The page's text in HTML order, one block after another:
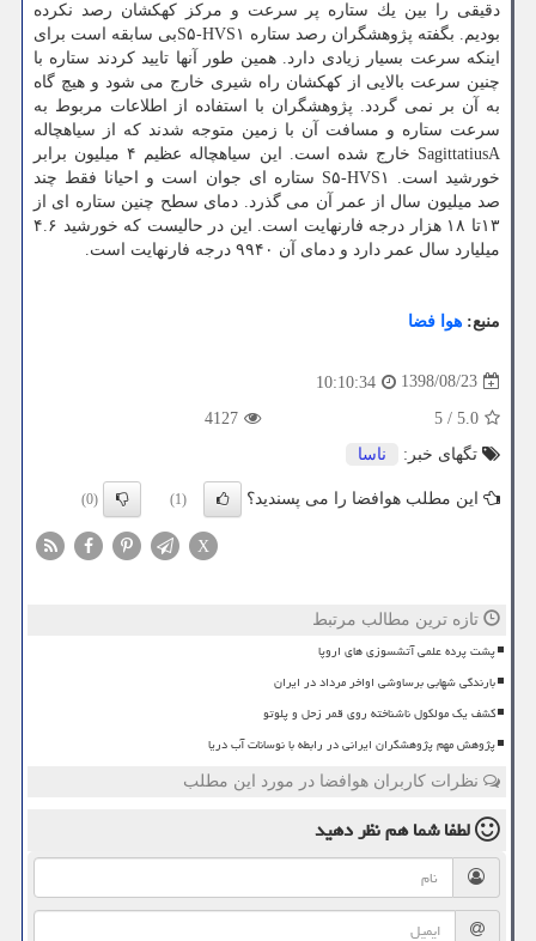
دقیقی را بین یك ستاره پر سرعت و مركز كهكشان رصد نكرده
بودیم. بگفته پژوهشگران رصد ستاره S۵-HVS۱بی سابقه است برای
اینكه سرعت بسیار زیادی دارد. همین طور آنها تایید كردند ستاره با
چنین سرعت بالایی از كهكشان راه شیری خارج می شود و هیچ گاه
به آن بر نمی گردد. پژوهشگران با استفاده از اطلاعات مربوط به
سرعت ستاره و مسافت آن با زمین متوجه شدند كه از سیاهچاله
SagittatiusA خارج شده است. این سیاهچاله عظیم ۴ میلیون برابر
خورشید است. S۵-HVS۱ ستاره ای جوان است و احیانا فقط چند
صد میلیون سال از عمر آن می گذرد. دمای سطح چنین ستاره ای از
۱۳تا ۱۸ هزار درجه فارنهایت است. این در حالیست كه خورشید ۴.۶
میلیارد سال عمر دارد و دمای آن ۹۹۴۰ درجه فارنهایت است.
منبع: هوا فضا
1398/08/23
10:10:34
5.0
/
5
4127
تگهای خبر:
ناسا
این مطلب هوافضا را می پسندید؟ (1)
(0)
X
تازه ترین مطالب مرتبط
پشت پرده علمی آتشسوزی های اروپا
بارندگی شهابی برساوشی اواخر مرداد در ایران
کشف یک مولکول ناشناخته روی قمر زحل و پلوتو
پژوهش مهم پژوهشگران ایرانی در رابطه با نوسانات آب دریا
نظرات کاربران هوافضا در مورد این مطلب
لطفا شما همنظر دهید